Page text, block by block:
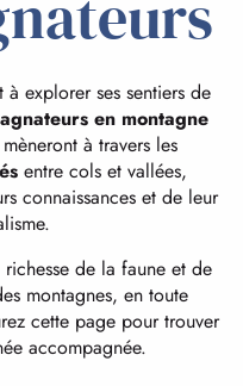
à explorer ses sentiers de
en montagne
à travers les
entre cols et vallées,
connaissances et de leur
de la faune et de
montagnes, en toute
cette page pour trouver
accompagnée.